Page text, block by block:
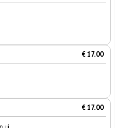
€ 17.00
€ 17.00